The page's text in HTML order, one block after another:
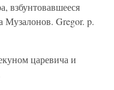
взбунтовавшееся
Музалонов. Gregor. p.
царевича и